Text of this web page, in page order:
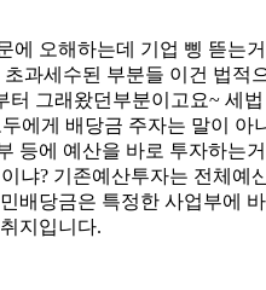
에 오해하는데 기업 삥 뜯는거
과세수된 부분들 이건 법적
터 그래왔던부분이고요~ 세법
에게 배당금 주자는 말이 아
등에 예산을 바로 투자하는거
냐? 기존예산투자는 전체예
배당금은 특정한 사업부에 바
지입니다.